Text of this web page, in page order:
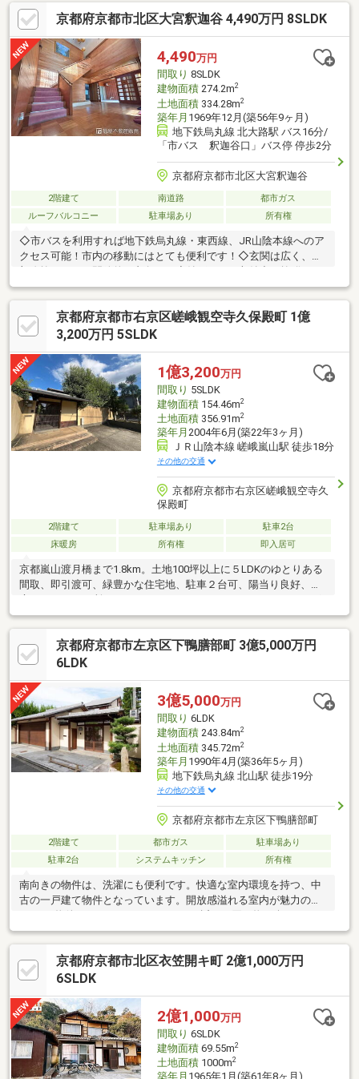
京都府京都市北区大宮釈迦谷 4,490万円 8SLDK
4,490万円
間取り 8SLDK
建物面積274.2m2
土地面積334.28m2
築年月 1969年12月(築56年9ヶ月)
地下鉄烏丸線 北大路駅 バス16分/
「市バス 釈迦谷口」バス停 停歩2分
京都府京都市北区大宮釈迦谷
2階建て 南道路
都市ガス
ルーフバルコニー
駐車場あり 所有権
◇市バスを利用すれば地下鉄烏丸線・東西線、JR山陰本線へのア
クセス可能！市内の移動にはとても便利です！◇玄関は広く、上
ーズンもののお荷物の整理にも活躍しそうです◇車庫はシャッタ
ー付！大切なお車を雨風からしのげます！≪近隣のお買い物施設
≫●セブンイレブン京都大宮北箱ノ井町店・・・610ｍ●業務スー
パー北山店・・・674ｍ●ミニストップ大宮南山ノ前店・・・916
949ｍ●ドラッグユタカ紫竹店・・・958ｍ
京都府京都市右京区嵯峨観空寺久保殿町 1億
3,200万円 5SLDK
1億3,200万円
間取り 5SLDK
建物面積154.46m2
土地面積356.91m2
築年月 2004年6月(築22年3ヶ月)
ＪＲ山陰本線 嵯峨嵐山駅 徒歩18分
その他の交通
京都府京都市右京区嵯峨観空寺久
保殿町
2階建て 駐車場あり
駐車2台
床暖房
所有権 即入居可
京都嵐山渡月橋まで1.8km。土地100坪以上に５LDKのゆとりある
間取、即引渡可、緑豊かな住宅地、駐車２台可、陽当り良好、
ヒーター、床暖房
京都府京都市左京区下鴨膳部町 3億5,000万円
6LDK
3億5,000万円
間取り 6LDK
建物面積243.84m2
土地面積345.72m2
築年月 1990年4月(築36年5ヶ月)
地下鉄烏丸線 北山駅 徒歩19分
その他の交通
京都府京都市左京区下鴨膳部町
2階建て 都市ガス
駐車場あり
駐車2台
システムキッチン 所有権
南向きの物件は、洗濯にも便利です。快適な室内環境を持つ、中
古の一戸建て物件となっています。開放感溢れる室内が魅力の、
主婦の方に喜ばれます。3億5000万円も納得の、充実した設備環
境のある物件です。お湯を温め直せる追い焚き機能付きです。シ
ステムキッチンは必要な物が組み込まれているため、すぐ調理で
きます。
京都府京都市北区衣笠開キ町 2億1,000万円
6SLDK
2億1,000万円
間取り 6SLDK
建物面積69.55m2
土地面積1000m2
築年月 1965年1月(築61年8ヶ月)